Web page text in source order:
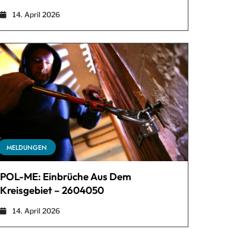
14. April 2026
MELDUNGEN
POL-ME: Einbrüche Aus Dem
Kreisgebiet – 2604050
14. April 2026